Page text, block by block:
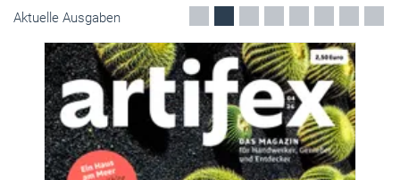
Aktuelle Ausgaben